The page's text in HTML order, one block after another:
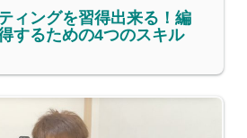
ィングを習得出来る！編
するための4つのスキル